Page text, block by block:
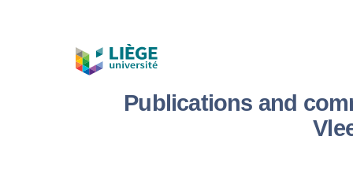
Publications and